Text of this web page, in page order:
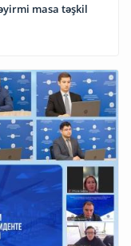
masa təşkil